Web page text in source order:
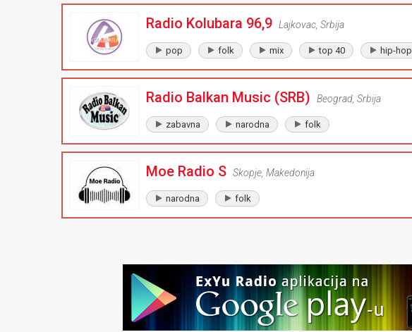
Radio Kolubara 96,9 Lajkovac Srbija
pop folk mix top 40 hip-hop
Radio Balkan Music (SRB) Beograd Srbija
zabavna narodna folk
Moe Radio S Skopje Makedonija
narodna folk